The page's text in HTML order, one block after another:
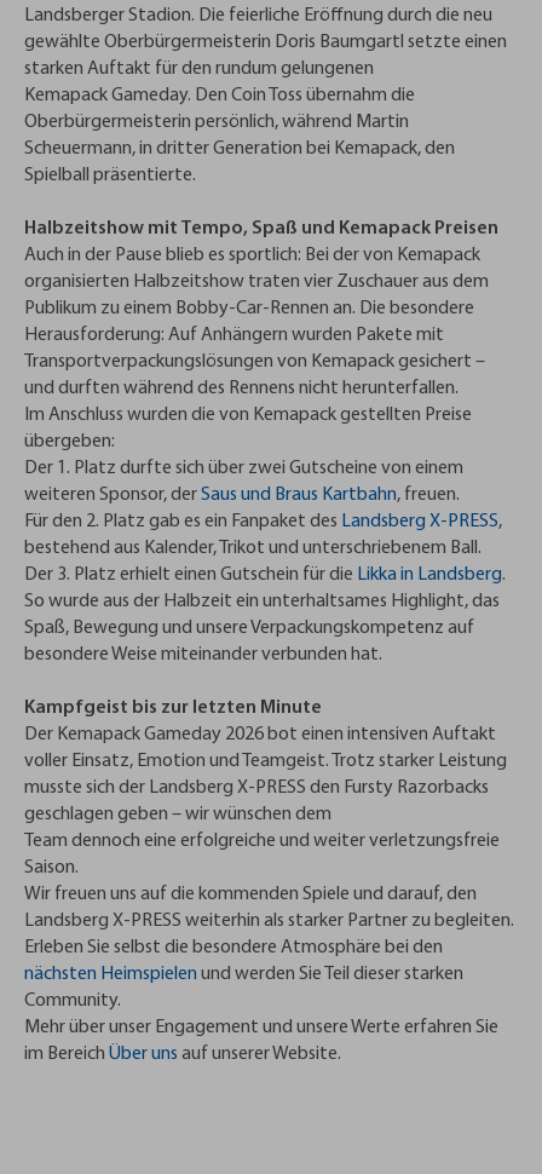
Landsberger Stadion. Die feierliche Eröffnung durch die neu
gewählte Oberbürgermeisterin Doris Baumgartl setzte einen
starken Auftakt für den rundum gelungenen
Kemapack Gameday. Den Coin Toss übernahm die
Oberbürgermeisterin persönlich, während Martin
Scheuermann, in dritter Generation bei Kemapack, den
Spielball präsentierte.
Halbzeitshow mit Tempo, Spaß und Kemapack Preisen
Auch in der Pause blieb es sportlich: Bei der von Kemapack
organisierten Halbzeitshow traten vier Zuschauer aus dem
Publikum zu einem Bobby-Car-Rennen an. Die besondere
Herausforderung: Auf Anhängern wurden Pakete mit
Transportverpackungslösungen von Kemapack gesichert –
und durften während des Rennens nicht herunterfallen.
Im Anschluss wurden die von Kemapack gestellten Preise
übergeben:
Der 1. Platz durfte sich über zwei Gutscheine von einem
weiteren Sponsor, derSaus und Braus Kartbahn, freuen.
Für den 2. Platz gab es ein Fanpaket des Landsberg X-PRESS,
bestehend aus Kalender, Trikot und unterschriebenem Ball.
Der 3. Platz erhielt einen Gutschein für die Likka in Landsberg.
So wurde aus der Halbzeit ein unterhaltsames Highlight, das
Spaß, Bewegung und unsere Verpackungskompetenz auf
besondere Weise miteinander verbunden hat.
Kampfgeist bis zur letzten Minute
Der Kemapack Gameday 2026 bot einen intensiven Auftakt
voller Einsatz, Emotion und Teamgeist. Trotz starker Leistung
musste sich der Landsberg X-PRESS den Fursty Razorbacks
geschlagen geben – wir wünschen dem
Team dennoch eine erfolgreiche und weiter verletzungsfreie
Saison.
Wir freuen uns auf die kommenden Spiele und darauf, den
Landsberg X-PRESS weiterhin als starker Partner zu begleiten.
Erleben Sie selbst die besondere Atmosphäre bei den
nächsten Heimspielen und werden Sie Teil dieser starken
Community.
Mehr über unser Engagement und unsere Werte erfahren Sie
im Bereich Über uns auf unserer Website.